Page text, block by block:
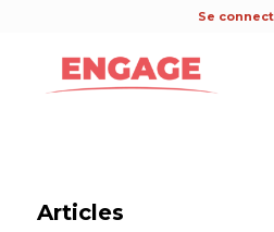
Se
Articles